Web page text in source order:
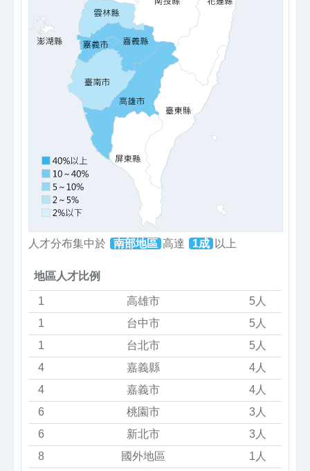
人才分布集中於 南部地區 高達 1成 以上
地區人才比例
1 高雄市
5人
1
台中市
5人
1
台北市
5人
4
嘉義縣
4人
4
嘉義市
4人
6
桃園市
3人
6
新北市
3人
8
國外地區
1人